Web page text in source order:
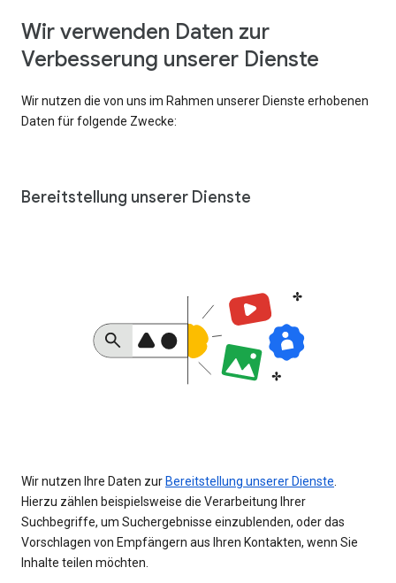
Wir verwenden Daten zur
Verbesserung unserer Dienste
Wir nutzen die von uns im Rahmen unserer Dienste erhobenen
Daten für folgende Zwecke:
Bereitstellung unserer Dienste
Wir nutzen Ihre Daten zur Bereitstellung unserer Dienste
Hierzu zählen beispielsweise die Verarbeitung Ihrer
Suchbegriffe, um Suchergebnisse einzublenden, oder das
Vorschlagen von Empfängern aus Ihren Kontakten, wenn Sie
Inhalte teilen möchten.